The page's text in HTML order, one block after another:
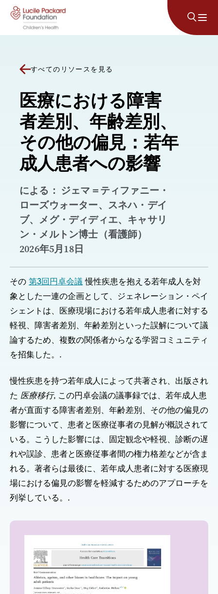
コンテンツにスキップ
すべてのリソースを見る
医療における障害
者差別、年齢差別、
その他の偏見：若年
成人患者への影響
による： ジェマ＝ティファニー・
ローズウォーター、スネハ・デイ
ブ、メグ・ディディエ、キャサリ
ン・メルトン博士（看護師）
2026年5月18日
その 第3回円卓会議 慢性疾患を抱える若年成人を対
象とした一連の企画として、ジェネレーション・ペイ
シェントは、医療現場における若年成人患者に対する
軽視、障害者差別、年齢差別といった誤解について議
論するため、複数の関係者からなる学習コミュニティ
を招集した。.
慢性疾患を持つ若年成人によって共著され、出版され
た 医療移行, この円卓会議の議事録では、若年成人患
者が直面する障害者差別、年齢差別、その他の偏見の
影響について、患者と医療従事者の見解が概説されて
いる。こうした影響には、固定観念や軽視、診断の遅
れや誤診、患者と医療従事者間の権力格差などが含ま
れる。著者らは最後に、若年成人患者に対する医療現
場における偏見の影響を軽減するためのアプローチを
列挙している。.